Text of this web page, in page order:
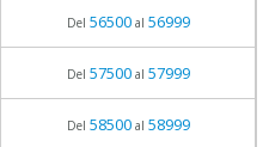
Del 56500al 56999
Del 57500al 57999
Del 58500al 58999